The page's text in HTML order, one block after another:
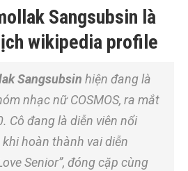
Sangsubsin là
wikipedia profile
Sangsubsin hiện đang là
nhạc nữ COSMOS, ra mắt
Cô đang là diễn viên nổi
hoàn thành vai diễn
Senior”, đóng cặp cùng